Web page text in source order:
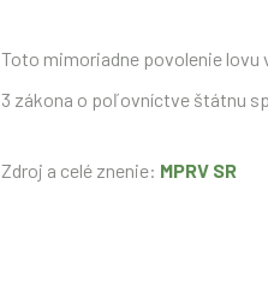
Toto mimoriadne povolenie lovu
3 zákona o poľovníctve štátnu
Zdroj a celé znenie: MPRV SR